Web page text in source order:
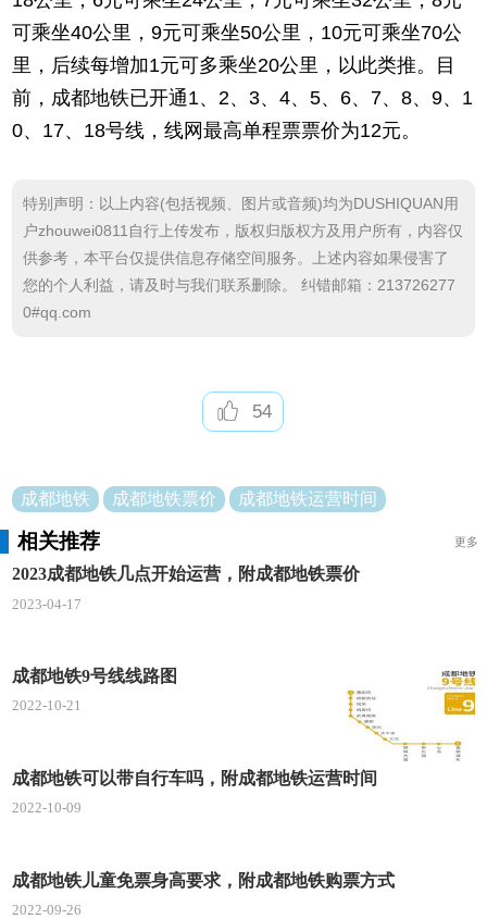
可乘坐40公里，9元可乘坐50公里，10元可乘坐70公
里，后续每增加1元可多乘坐20公里，以此类推。目
前，成都地铁已开通1、2、3、4、5、6、7、8、9、1
0、17、18号线，线网最高单程票票价为12元。
特别声明：以上内容(包括视频、图片或音频)均为DUSHIQUAN用
户zhouwei0811自行上传发布，版权归版权方及用户所有，内容仅
供参考，本平台仅提供信息存储空间服务。上述内容如果侵害了
您的个人利益，请及时与我们联系删除。 纠错邮箱：213726277
0#qq.com
54
成都地铁 成都地铁票价 成都地铁运营时间
相关推荐 更多
2023成都地铁几点开始运营，附成都地铁票价
2023-04-17
成都地铁9号线线路图
2022-10-21
成都地铁可以带自行车吗，附成都地铁运营时间
2022-10-09
成都地铁儿童免票身高要求，附成都地铁购票方式
2022-09-26